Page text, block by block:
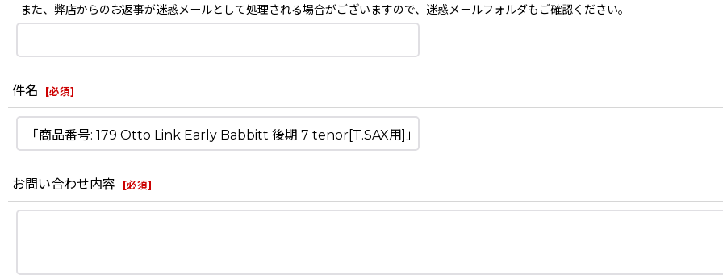
また、弊店からのお返事が迷惑メールとして処理される場合がございますので、迷惑メールフォルダもご確認ください。
件名 [必須]
お問い合わせ内容 [必須]